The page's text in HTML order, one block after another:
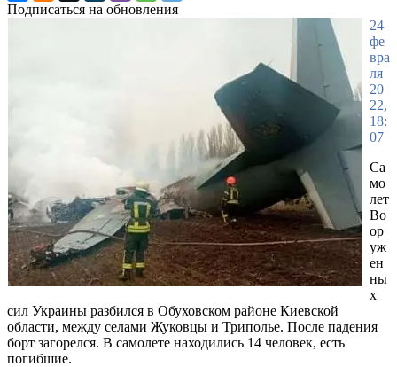
Подписаться на обновления
24
фе
вра
ля
20
22,
18:
07
Са
мо
лет
Во
ор
уж
ен
ны
х
сил Украины разбился в Обуховском районе Киевской
области, между селами Жуковцы и Триполье. После падения
борт загорелся. В самолете находились 14 человек, есть
погибшие.